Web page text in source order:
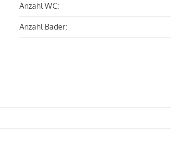
Anzahl WC:
Anzahl Bäder: